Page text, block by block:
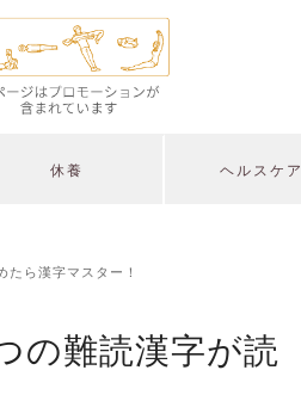
休養 ヘルスケア
たら漢字マスター！
の難読漢字が読